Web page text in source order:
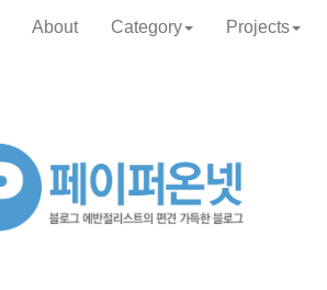
About Category Projects